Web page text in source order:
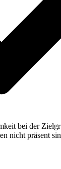
bei der
nicht präsent